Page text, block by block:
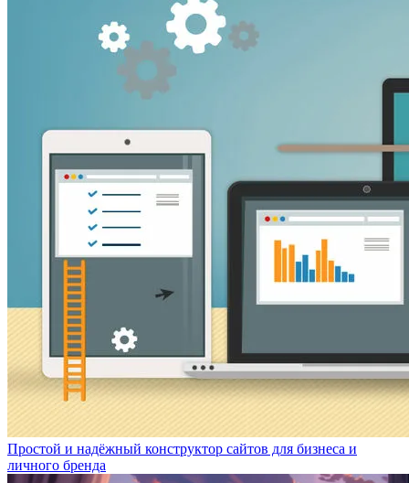
Простой и надёжный конструктор сайтов для бизнеса и
личного бренда